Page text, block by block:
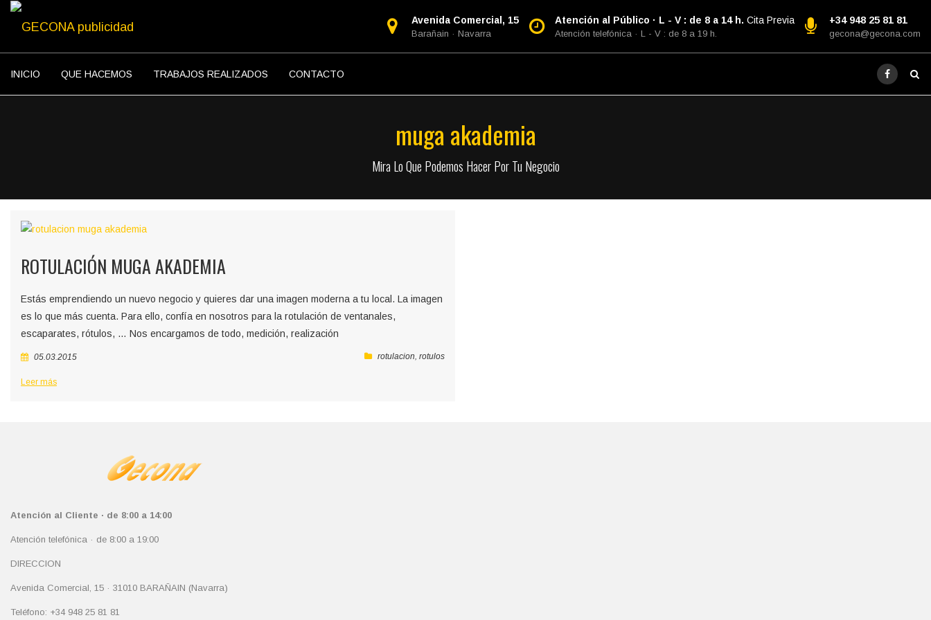
Avenida Comercial, 15
Barañain · Navarra
Atención al Público · L - V : de 8 a 14 h. Cita Previa
Atención telefónica · L - V : de 8 a 19 h.
+34 948 25 81 81
gecona@gecona.com
INICIO QUE HACEMOS TRABAJOS REALIZADOS CONTACTO
muga akademia
Mira Lo Que Podemos Hacer Por Tu Negocio
ROTULACIÓN MUGA AKADEMIA
Estás emprendiendo un nuevo negocio y quieres dar una imagen moderna a tu local. La imagen
es lo que más cuenta. Para ello, confía en nosotros para la rotulación de ventanales,
escaparates, rótulos, … Nos encargamos de todo, medición, realización
05.03.2015 rotulacion, rotulos
Leer más
Atención al Cliente · de 8:00 a 14:00
Atención telefónica · de 8:00 a 19:00
DIRECCION
Avenida Comercial, 15 · 31010 BARAÑAIN (Navarra)
Teléfono: +34 948 25 81 81